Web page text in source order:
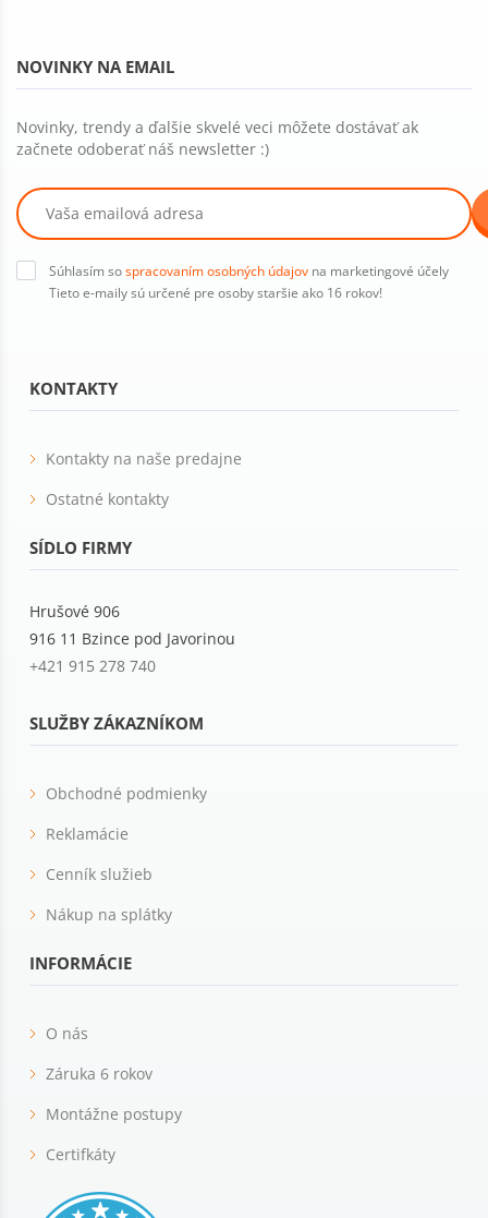
KONTAKTY
Kontakty na naše predajne
Ostatné kontakty
SÍDLO FIRMY
Hrušové 906
916 11 Bzince pod Javorinou
+421 915 278 740
SLUŽBY ZÁKAZNÍKOM
Obchodné podmienky
Reklamácie
Cenník služieb
Nákup na splátky
INFORMÁCIE
O nás
Záruka 6 rokov
Montážne postupy
Certifkáty
NOVINKY NA EMAIL
Novinky, trendy a ďalšie skvelé veci môžete dostávať ak
začnete odoberať náš newsletter :)
Súhlasím sospracovaním osobných údajov na marketingové účely
Tieto e-maily sú určené pre osoby staršie ako 16 rokov!